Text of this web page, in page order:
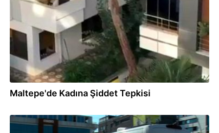
Maltepe'de Kadına Şiddet Tepkisi
22.07.2026